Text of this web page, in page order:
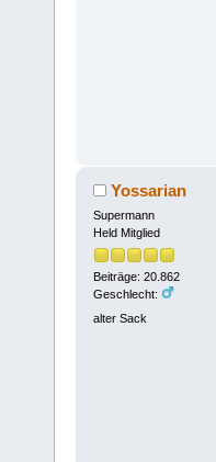
Yossarian
Supermann
Held Mitglied
Beiträge: 20.862
Geschlecht:
alter Sack